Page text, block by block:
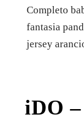
Completo
fantasia
jersey
iDO